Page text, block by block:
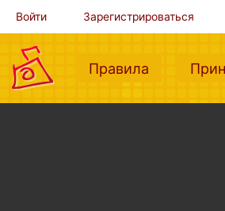
Войти Зарегистрироваться
Правила (current)